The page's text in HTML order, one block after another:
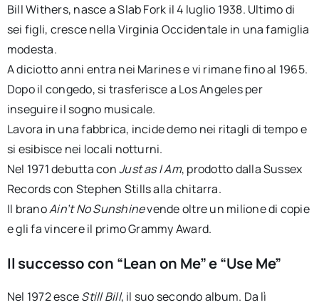
Bill Withers, nasce a Slab Fork il 4 luglio 1938. Ultimo di
sei figli, cresce nella Virginia Occidentale in una famiglia
modesta.
A diciotto anni entra nei Marines e vi rimane fino al 1965.
Dopo il congedo, si trasferisce a Los Angeles per
inseguire il sogno musicale.
Lavora in una fabbrica, incide demo nei ritagli di tempo e
si esibisce nei locali notturni.
Nel 1971 debutta conJust as I Am, prodotto dalla Sussex
Records con Stephen Stills alla chitarra.
Il branoAin’t No Sunshinevende oltre un milione di copie
e gli fa vincere il primo Grammy Award.
Il successo con “Lean on Me” e “Use Me”
Nel 1972 esceStill Bill, il suo secondo album. Da lì